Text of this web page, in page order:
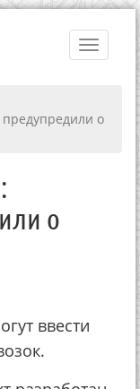
Toggle
о
о
ввести